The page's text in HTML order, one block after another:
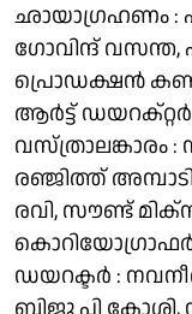
ഛായാഗ്രഹണം :
ഗോവിന്ദ്
പ്രൊഡക്ഷൻ
ആർട്ട്
വസ്ത്രാലങ്കാരം :
രഞ്ജിത്ത്
രവി, സൗണ്ട്
കൊറിയോഗ്രാഫർ
ഡയറക്ടർ :